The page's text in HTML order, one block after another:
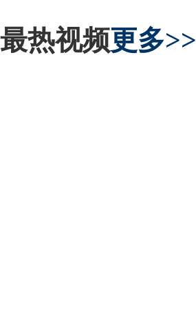
最热视频更多>>